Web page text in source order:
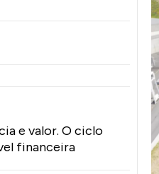
e valor. O ciclo
financeira